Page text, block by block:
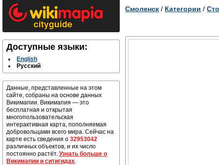
Доступные языки:
English
Русский
Данные, представленные на этом
сайте, собраны на основе данных
Викимапии. Викимапия — это
бесплатная и открытая
многопользовательская
интерактивная карта, пополняемая
добровольцами всего мира. Сейчас на
карте есть сведения о32953042
различных объектов, и их число
постоянно растёт.Узнать больше о
Викимапии и ситигидах.
Смоленск / Категории /